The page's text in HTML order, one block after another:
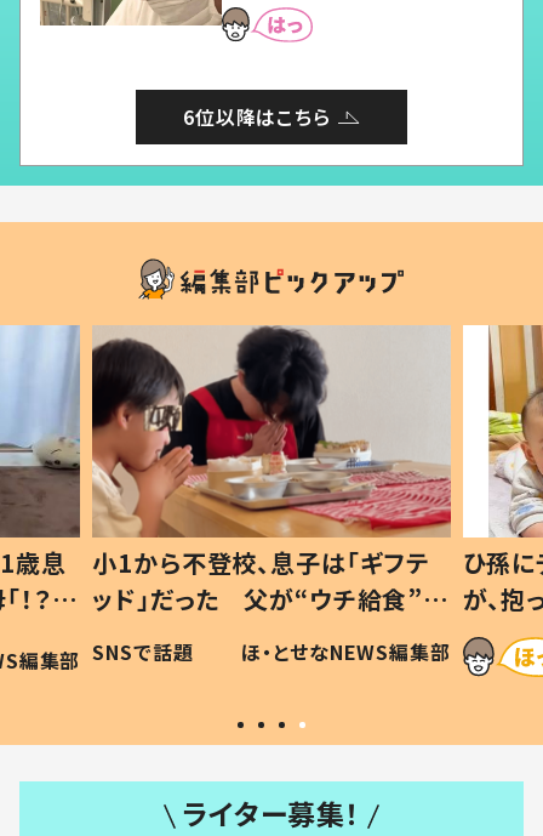
6位以降はこちら
小1から不登校、息子は「ギフテ
ッド」だった 父が“ウチ給食”を
作り続ける理由とは #令和の親
#令和の子
SNSで話題 ほ・とせなNEWS編集部
ひ孫にデレデ
が、抱っこす
「涙が出まし
い」
ライター募集！